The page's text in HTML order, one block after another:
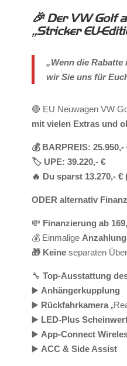
🎉Der VW Golf
„Stricker EU-
„Wenn die
wir Sie uns für
🔴 EU Neuwagen VW
mit vielen Extras und
💰 BARPREIS: 25.950,-
🏷️ UPE: 39.220,- €
🔥 Du sparst 13.270,- €
ODER alternativ
💸 Finanzierung ab
💰 Einmalige
🎁 Keine separaten
🔧 Top-Ausstattung
▶️ Anhängerkupplung
▶️ Rückfahrkamera
▶️ LED-Plus
▶️ App-Connect
▶️ ACC & Side Assist